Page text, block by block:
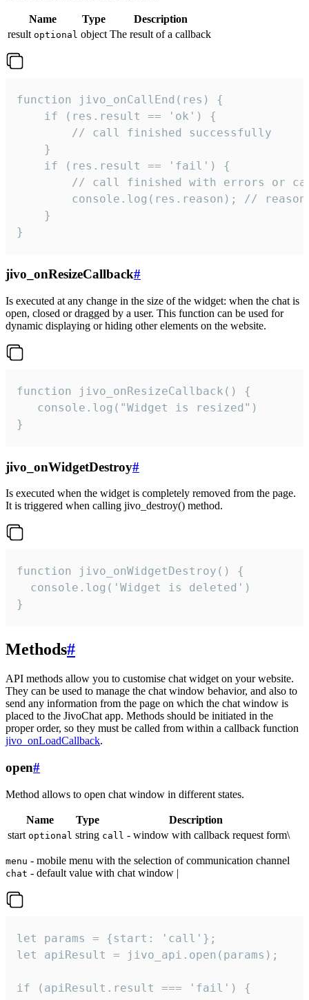
Name Type
Description
result optional object The result of a callback
function jivo_onCallEnd(res) {
    if (res.result == 'ok') {
        // call finished successfully
    }
    if (res.result == 'fail') {
// call finished with errors or
console.log(res.reason); //
    }
}
jivo_onResizeCallback#
Is executed at any change in the size of the widget: when the chat is
open, closed or dragged by a user. This function can be used for
dynamic displaying or hiding other elements on the website.
function jivo_onResizeCallback() {
   console.log("Widget is resized")
}
jivo_onWidgetDestroy#
Is executed when the widget is completely removed from the page.
It is triggered when calling jivo_destroy() method.
function jivo_onWidgetDestroy() {
  console.log('Widget is deleted')
}
Methods#
API methods allow you to customise chat widget on your website.
They can be used to manage the chat window behavior, and also to
send any information from the page on which the chat window is
placed to the JivoChat app. Methods should be initiated in the
proper order, so they must be called from within a callback function
jivo_onLoadCallback.
open#
Method allows to open chat window in different states.
Name Type
Description
start optional string call - window with callback request form\
menu - mobile menu with the selection of communication channel
chat - default value with chat window |
let params = {start: 'call'};
let apiResult = jivo_api.open(params);
if (apiResult.result === 'fail') {